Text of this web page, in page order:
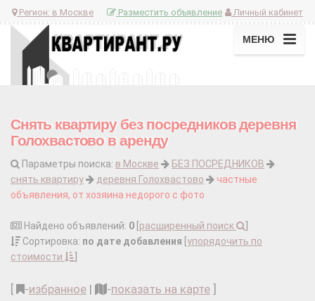
Регион: в Москве Личный кабинет
Разместить объявление
МЕНЮ
Снять квартиру без посредников деревня
Голохвастово в аренду
Параметры поиска: в Москве
БЕЗ ПОСРЕДНИКОВ
снять квартиру
деревня Голохвастово
частные
объявления, от хозяина недорого с фото
Найдено объявлений: 0 расширенный поиск
Сортировка: по дате добавления упорядочить по
стоимости
-избранное | -показать на карте